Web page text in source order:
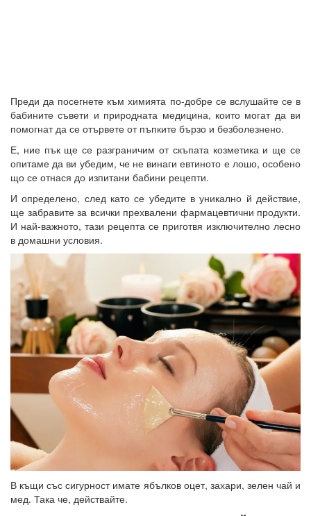
Преди да посегнете към химията по-добре се вслушайте се в
бабините съвети и природната медицина, които могат да ви
помогнат да се отървете от пъпките бързо и безболезнено.
Е, ние пък ще се разграничим от скъпата козметика и ще се
опитаме да ви убедим, че не винаги евтиното е лошо, особено
що се отнася до изпитани бабини рецепти.
И определено, след като се убедите в уникално й действие,
ще забравите за всички прехвалени фармацевтични продукти.
И най-важното, тази рецепта се приготвя изключително лесно
в домашни условия.
В къщи със сигурност имате ябълков оцет, захари, зелен чай и
мед. Така че, действайте.